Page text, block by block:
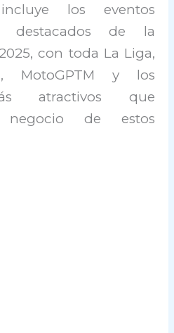
los eventos
destacados de la
con toda La Liga,
MotoGPTM y los
atractivos que
de estos